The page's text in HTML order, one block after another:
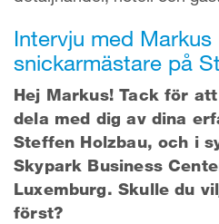
Intervju med Markus
snickarmästare på
Hej Markus! Tack för
dela med dig av dina
Steffen Holzbau, och i
Skypark Business
Luxemburg. Skulle du
först?